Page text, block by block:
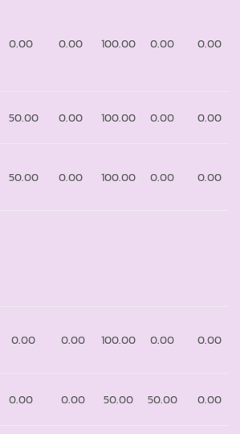
0.00 0.00 100.00 0.00 0.00
50.00 0.00 100.00 0.00 0.00
50.00 0.00 100.00 0.00 0.00
0.00 0.00 100.00 0.00 0.00
0.00 0.00 50.00 50.00 0.00